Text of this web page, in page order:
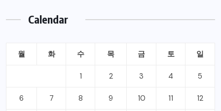
Calendar
월 화 수 목 금 토 일
1 2 3 4 5
6 7 8 9 10 11 12